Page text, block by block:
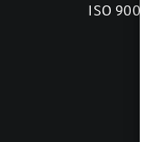
ISO 9001